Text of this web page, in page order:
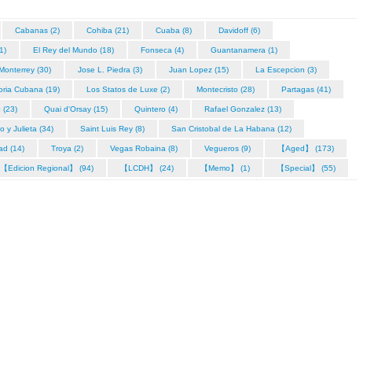
Cabanas (2) Cohiba (21) Cuaba (8) Davidoff (6)
El Rey del Mundo (18) Fonseca (4) Guantanamera (1)
(30) Jose L. Piedra (3) Juan Lopez (15) La Escepcion (3)
Cubana (19) Los Statos de Luxe (2) Montecristo (28) Partagas (41)
(23) Quai d'Orsay (15) Quintero (4) Rafael Gonzalez (13)
y Julieta (34) Saint Luis Rey (8) San Cristobal de La Habana (12)
(14) Troya (2) Vegas Robaina (8) Vegueros (9) 【Aged】 (173)
【Edicion Regional】 (94) 【LCDH】 (24) 【Memo】 (1) 【Special】 (55)